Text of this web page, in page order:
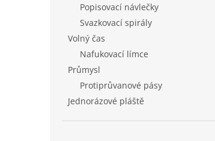
Popisovací návlečky
Svazkovací spirály
Volný čas
Nafukovací límce
Průmysl
Protiprůvanové pásy
Jednorázové pláště